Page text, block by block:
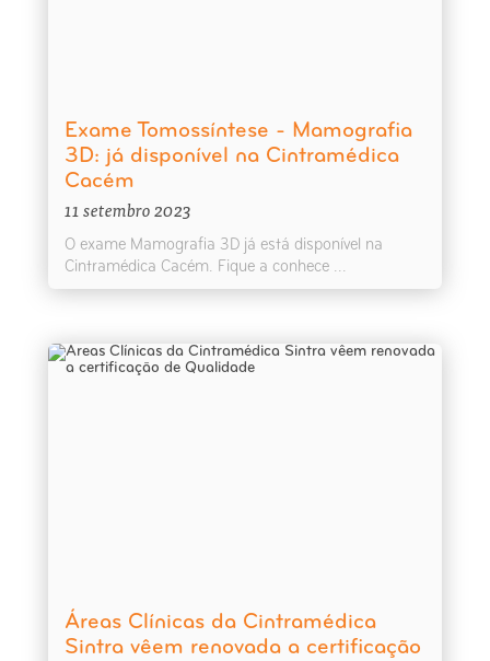
Exame Tomossíntese - Mamografia
3D: já disponível na Cintramédica
Cacém
11 setembro 2023
O exame Mamografia 3D já está disponível na
Cintramédica Cacém. Fique a conhece ...
Áreas Clínicas da Cintramédica
Sintra vêem renovada a certificação